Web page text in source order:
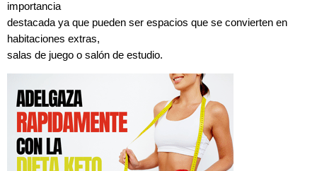
importancia
destacada ya que pueden ser espacios que se convierten en
habitaciones extras,
salas de juego o salón de estudio.